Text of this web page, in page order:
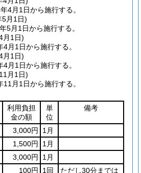
4月1日から施行する。
5月1日)
5月1日から施行する。
月1日)
月1日から施行する。
月1日)
月1日から施行する。
月1日)
月1日から施行する。
利用負担
金の額
単
位
備考
3,000円
1月
1,500円
1月
3,000円
1月
100円 1回
ただし30分までは